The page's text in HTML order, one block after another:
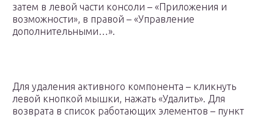
затем в левой части консоли – «Приложения и
возможности», в правой – «Управление
дополнительными…».
Для удаления активного компонента – кликнуть
левой кнопкой мышки, нажать «Удалить». Для
возврата в список работающих элементов – пункт